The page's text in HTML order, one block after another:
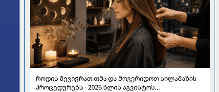
როდის შევიჭრათ თმა და მოვერიდოთ სილამაზის
პროცედურებს - 2026 წლის აგვისტოს